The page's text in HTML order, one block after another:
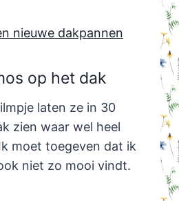
nieuwe dakpannen
op het dak
laten ze in 30
zien waar wel heel
moet toegeven dat ik
niet zo mooi vindt.